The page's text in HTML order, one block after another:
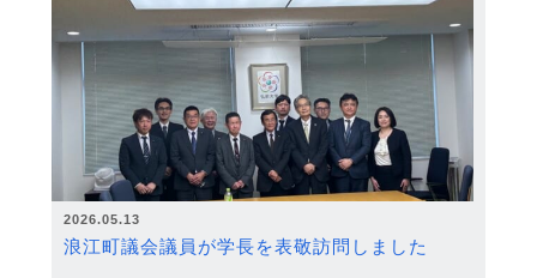
2026.05.13
浪江町議会議員が学長を表敬訪問しました